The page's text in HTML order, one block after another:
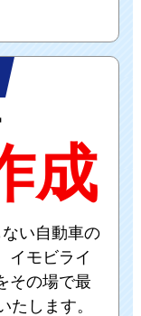
成
い自動車の
イモビライ
その場で最
たします。